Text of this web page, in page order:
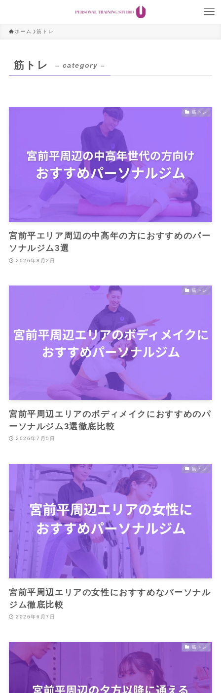
ホーム 筋トレ
筋トレ – category –
筋トレ
宮前平エリア周辺の中高年の方におすすめのパー
ソナルジム3選
2026年8月2日
筋トレ
宮前平周辺エリアのボディメイクにおすすめのパ
ーソナルジム3選徹底比較
2026年7月5日
筋トレ
宮前平周辺エリアの女性におすすめなパーソナル
ジム徹底比較
2026年6月7日
筋トレ